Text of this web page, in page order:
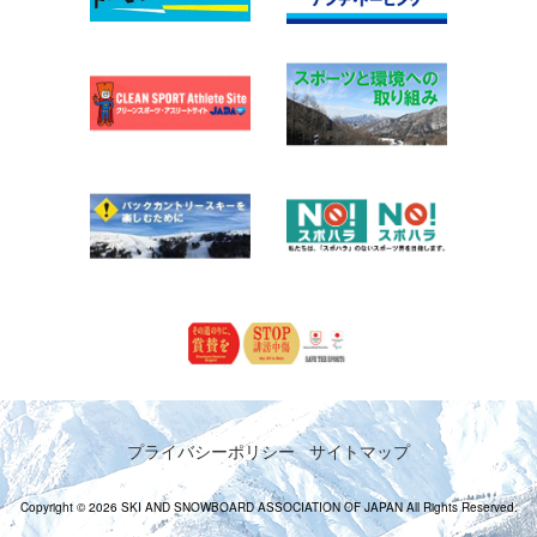
プライバシーポリシー サイトマップ
Copyright © 2026 SKI AND SNOWBOARD ASSOCIATION OF JAPAN All Rights Reserved.